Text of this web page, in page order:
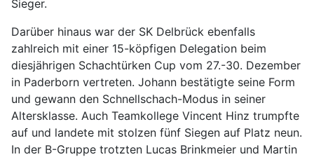
Sieger.
Darüber hinaus war der SK Delbrück ebenfalls
zahlreich mit einer 15-köpfigen Delegation beim
diesjährigen Schachtürken Cup vom 27.-30. Dezember
in Paderborn vertreten. Johann bestätigte seine Form
und gewann den Schnellschach-Modus in seiner
Altersklasse. Auch Teamkollege Vincent Hinz trumpfte
auf und landete mit stolzen fünf Siegen auf Platz neun.
In der B-Gruppe trotzten Lucas Brinkmeier und Martin